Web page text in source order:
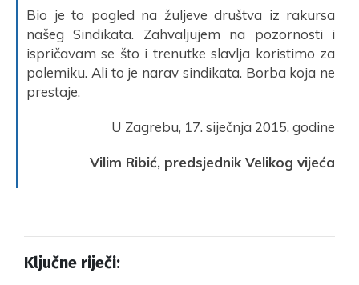
Bio je to pogled na žuljeve društva iz rakursa
našeg Sindikata. Zahvaljujem na pozornosti i
ispričavam se što i trenutke slavlja koristimo za
polemiku. Ali to je narav sindikata. Borba koja ne
prestaje.
U Zagrebu, 17. siječnja 2015. godine
Vilim Ribić, predsjednik Velikog vijeća
Ključne riječi: